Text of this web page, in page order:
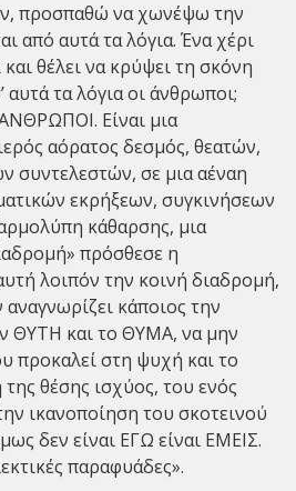
προσπαθώ να χωνέψω την
από αυτά τα λόγια. Ένα χέρι
θέλει να κρύψει τη σκόνη
αυτά τα λόγια οι άνθρωποι;
ΑΝΘΡΩΠΟΙ. Είναι μια
αόρατος δεσμός, θεατών,
συντελεστών, σε μια αέναη
εκρήξεων, συγκινήσεων
κάθαρσης, μια
πρόσθεσε η
λοιπόν την κοινή διαδρομή,
αναγνωρίζει κάποιος την
ΘΥΤΗ και το ΘΥΜΑ, να μην
προκαλεί στη ψυχή και το
θέσης ισχύος, του ενός
ικανοποίηση του σκοτεινού
δεν είναι ΕΓΩ είναι ΕΜΕΙΣ.
παραφυάδες».